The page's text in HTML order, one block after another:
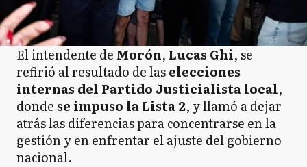
El intendente de Morón, Lucas Ghi, se
refirió al resultado de laselecciones
internas del Partido Justicialista local,
donde se impuso la Lista 2, y llamó a dejar
atrás las diferencias para concentrarse en la
gestión y en enfrentar el ajuste del gobierno
nacional.